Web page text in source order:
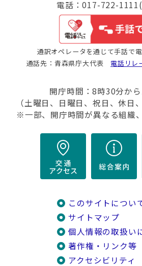
電話：017-722-
通訳オペレータを通じて手話で電
通話先：青森県庁大代表 電話リレ
開庁時間：8時30分か
（土曜日、日曜日、祝日、休日
※一部、開庁時間が異なる組織
このサイトについ
サイトマップ
個人情報の取扱い
著作権・リンク等
アクセシビリティ